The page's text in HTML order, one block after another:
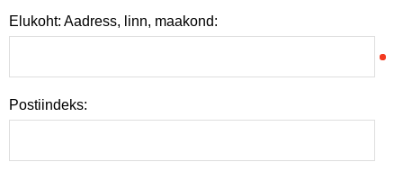
Elukoht: Aadress, linn, maakond:
Postiindeks: